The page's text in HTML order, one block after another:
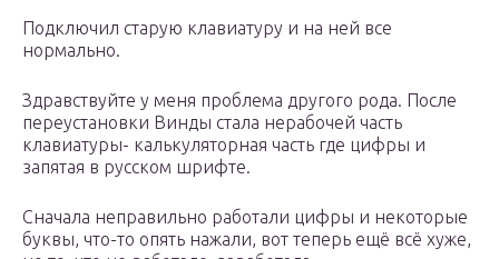
Подключил старую клавиатуру и на ней все
нормально.
Здравствуйте у меня проблема другого рода. После
переустановки Винды стала нерабочей часть
клавиатуры- калькуляторная часть где цифры и
запятая в русском шрифте.
Сначала неправильно работали цифры и некоторые
буквы, что-то опять нажали, вот теперь ещё всё хуже,